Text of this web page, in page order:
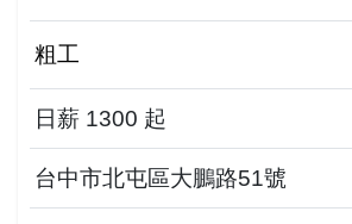
粗工
日薪 1300 起
台中市北屯區大鵬路51號